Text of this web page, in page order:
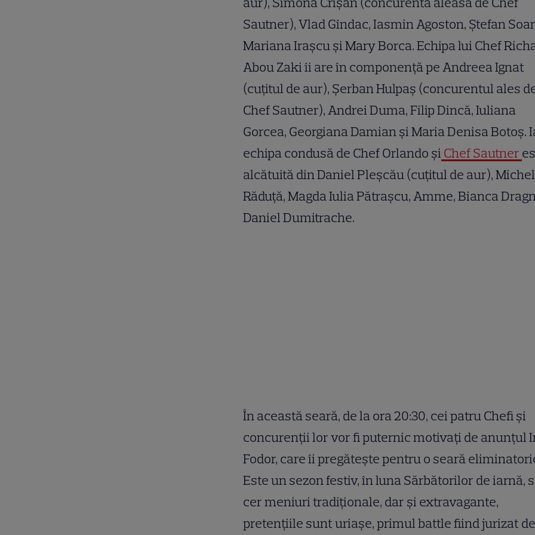
Sautner), Vlad Gîndac, Iasmin Agoston, Ștefan
Mariana Irașcu și Mary Borca. Echipa lui Chef
Abou Zaki îi are în componență pe Andreea Ignat
(cuțitul de aur), Șerban Hulpaș (concurentul ales
Chef Sautner), Andrei Duma, Filip Dincă, Iuliana
Gorcea, Georgiana Damian și Maria Denisa Botoș.
echipa condusă de Chef Orlando și Chef Sautner
alcătuită din Daniel Pleșcău (cuțitul de aur),
Răduță, Magda Iulia Pătrașcu, Amme, Bianca
Daniel Dumitrache.
În această seară, de la ora 20:30, cei patru Chefi și
concurenții lor vor fi puternic motivați de anunțul
Fodor, care îi pregătește pentru o seară
Este un sezon festiv, în luna Sărbătorilor de iarnă,
cer meniuri tradiționale, dar și extravagante,
pretențiile sunt uriașe, primul battle fiind jurizat de